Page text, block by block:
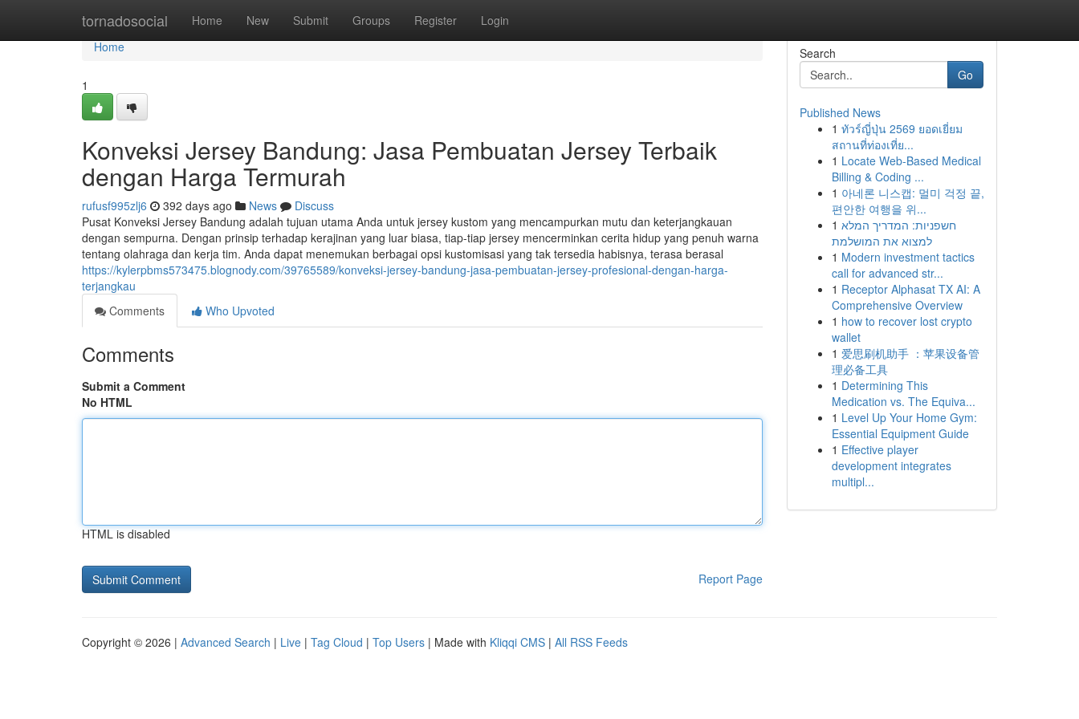
tornadosocial Home New Submit Groups Register Login
Home
Home
1
Konveksi Jersey Bandung: Jasa Pembuatan Jersey Terbaik
dengan Harga Termurah
rufusf995zlj6 392 days ago News
Discuss
Pusat Konveksi Jersey Bandung adalah tujuan utama Anda untuk jersey kustom yang mencampurkan mutu dan keterjangkauan
dengan sempurna. Dengan prinsip terhadap kerajinan yang luar biasa, tiap-tiap jersey mencerminkan cerita hidup yang penuh warna
tentang olahraga dan kerja tim. Anda dapat menemukan berbagai opsi kustomisasi yang tak tersedia habisnya, terasa berasal
https://kylerpbms573475.blognody.com/39765589/konveksi-jersey-bandung-jasa-pembuatan-jersey-profesional-dengan-harga-
terjangkau
Comments
Who Upvoted
Comments
Submit a Comment
No HTML
HTML is disabled
Report Page
Search
Go
Published News
1 ทัวร์ญี่ปุ่น 2569 ยอดเยี่ยม
สถานที่ท่องเที่ย...
1 Locate Web-Based Medical
Billing & Coding ...
1 아네론 니스캡: 멀미 걱정 끝,
편안한 여행을 위...
1 חשפניות: המדריך המלא
למצוא את המושלמת
1 Modern investment tactics
call for advanced str...
1 Receptor Alphasat TX AI: A
Comprehensive Overview
1 how to recover lost crypto
wallet
1 爱思刷机助手 ：苹果设备管
理必备工具
1 Determining This
Medication vs. The Equiva...
1 Level Up Your Home Gym:
Essential Equipment Guide
1 Effective player
development integrates
multipl...
Copyright © 2026 | Advanced Search | Live | Tag Cloud | Top Users | Made with Kliqqi CMS | All RSS Feeds